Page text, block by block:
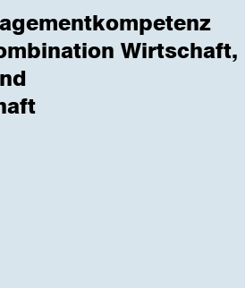
Wirtschaft,